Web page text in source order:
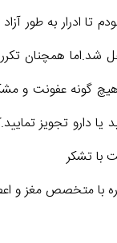
طوری که باید 30 دقیقه در
هیچ گونه عفونت